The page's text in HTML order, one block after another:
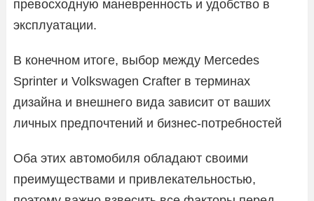
превосходную маневренность и удобство в
эксплуатации.
В конечном итоге, выбор между Mercedes
Sprinter и Volkswagen Crafter в терминах
дизайна и внешнего вида зависит от ваших
личных предпочтений и бизнес-потребностей
Оба этих автомобиля обладают своими
преимуществами и привлекательностью,